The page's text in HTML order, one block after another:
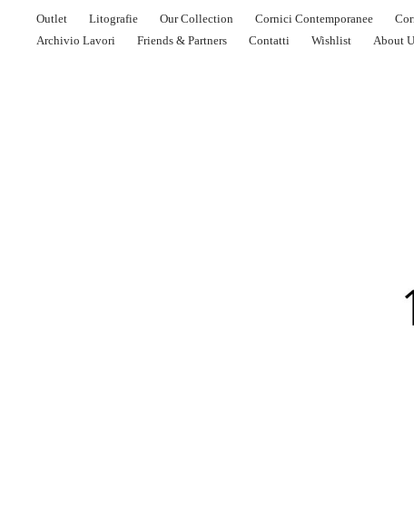
Outlet Litografie Our Collection Cornici Contemporanee
Archivio Lavori
Friends & Partners Contatti Wishlist About